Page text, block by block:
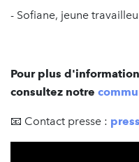
- Sofiane, jeune
Pour plus
consultez notre
📧 Contact presse :